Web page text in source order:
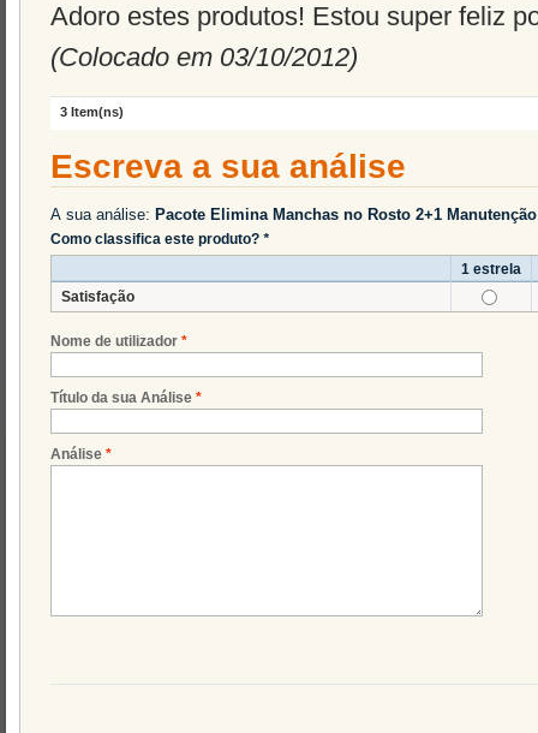
Adoro estes produtos! Estou super feliz
(Colocado em 03/10/2012)
3 Item(ns)
Escreva a sua análise
A sua análise: Pacote Elimina Manchas no Rosto 2+1
Como classifica este produto? *
1 estrela
Satisfação
*
Nome de utilizador
*
Título da sua Análise
*
Análise